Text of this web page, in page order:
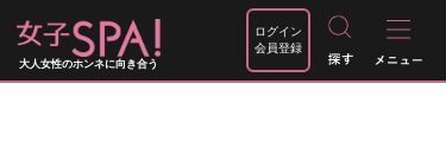
大人女性のホンネに向き合う
ログイン
会員登録